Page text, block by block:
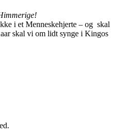
i et Menneskehjerte – og skal
skal vi om lidt synge i Kingos